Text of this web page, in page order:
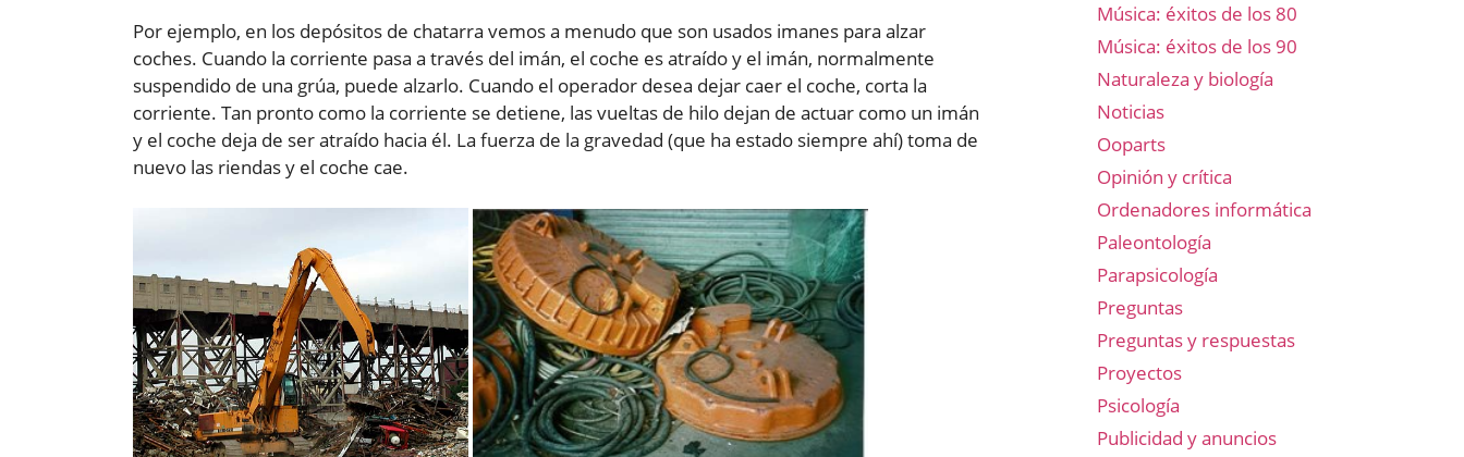
Por ejemplo, en los depósitos de chatarra vemos a menudo que son usados imanes para alzar
coches. Cuando la corriente pasa a través del imán, el coche es atraído y el imán, normalmente
suspendido de una grúa, puede alzarlo. Cuando el operador desea dejar caer el coche, corta la
corriente. Tan pronto como la corriente se detiene, las vueltas de hilo dejan de actuar como un imán
y el coche deja de ser atraído hacia él. La fuerza de la gravedad (que ha estado siempre ahí) toma de
nuevo las riendas y el coche cae.
Música: éxitos de los 80
Música: éxitos de los 90
Naturaleza y biología
Noticias
Ooparts
Opinión y crítica
Ordenadores informática
Paleontología
Parapsicología
Preguntas
Preguntas y respuestas
Proyectos
Psicología
Publicidad y anuncios